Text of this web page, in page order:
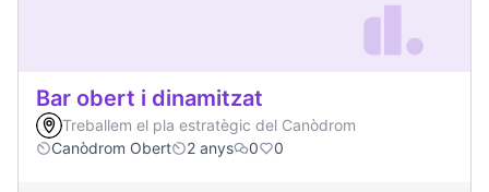
Bar obert i dinamitzat
Treballem el pla estratègic del Canòdrom
Canòdrom Obert
2 anys 0 0